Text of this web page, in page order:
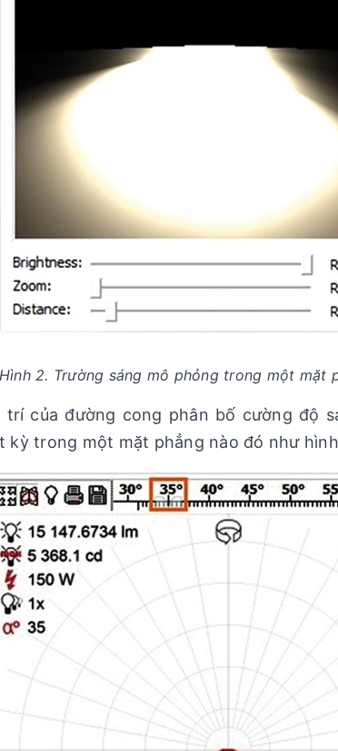
Hình 2. Trường sáng mô phỏng trong một mặt
trí của đường cong phân bố cường độ
kỳ trong một mặt phẳng nào đó như